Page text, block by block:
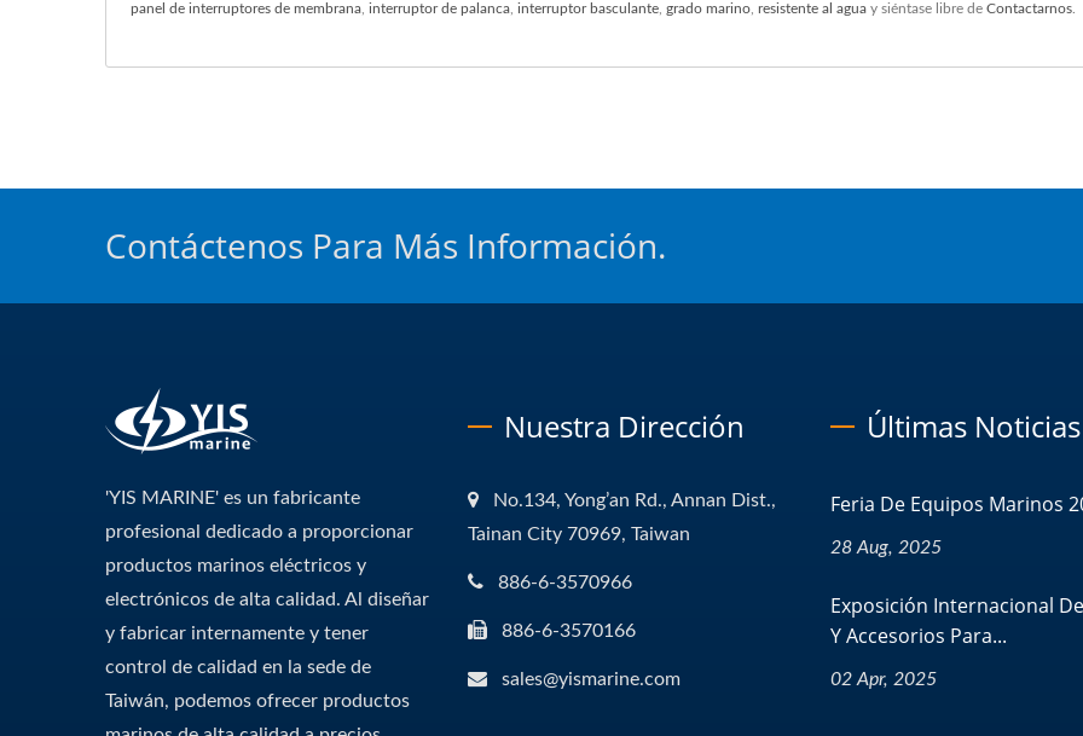
panel de interruptores de membrana interruptor de palanca interruptor basculante grado marino resistente al agua y siéntase libre de Contactarnos
Contáctenos Para Más Información.
'YIS MARINE' es un fabricante
profesional dedicado a proporcionar
productos marinos eléctricos y
electrónicos de alta calidad. Al diseñar
y fabricar internamente y tener
control de calidad en la sede de
Taiwán, podemos ofrecer productos
Nuestra Dirección
No.134, Yong’an Rd., Annan Dist.,
Tainan City 70969, Taiwan
886-6-3570966
886-6-3570166
sales@yismarine.com
Últimas Noticias
Feria De Equipos Marinos
28 Aug, 2025
Exposición Internacional
Y Accesorios Para...
02 Apr, 2025